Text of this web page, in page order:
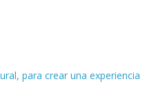
para crear una experiencia